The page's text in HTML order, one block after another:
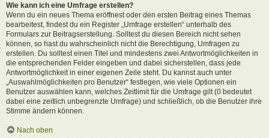
Wie kann ich eine Umfrage erstellen?
Wenn du ein neues Thema eröffnest oder den ersten Beitrag eines Themas
bearbeitest, findest du ein Register „Umfrage erstellen“ unterhalb des
Formulars zur Beitragserstellung. Solltest du diesen Bereich nicht sehen
können, so hast du wahrscheinlich nicht die Berechtigung, Umfragen zu
erstellen. Du solltest einen Titel und mindestens zwei Antwortmöglichkeiten in
die entsprechenden Felder eingeben und dabei sicherstellen, dass jede
Antwortmöglichkeit in einer eigenen Zeile steht. Du kannst auch unter
„Auswahlmöglichkeiten pro Benutzer“ festlegen, wie viele Optionen ein
Benutzer auswählen kann, welches Zeitlimit für die Umfrage gilt (0 bedeutet
dabei eine zeitlich unbegrenzte Umfrage) und schließlich, ob die Benutzer ihre
Stimme ändern können.
Nach oben